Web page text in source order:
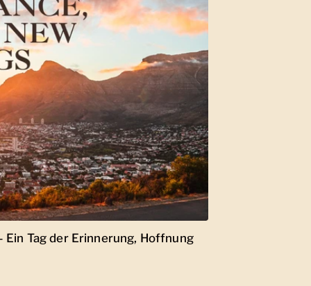
Ein Tag der Erinnerung, Hoffnung